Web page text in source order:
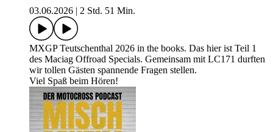
03.06.2026
2 Std. 51 Min.
MXGP Teutschenthal 2026 in the books. Das hier ist Teil 1
des Maciag Offroad Specials. Gemeinsam mit LC171 durften
wir tollen Gästen spannende Fragen stellen.
Viel Spaß beim Hören!